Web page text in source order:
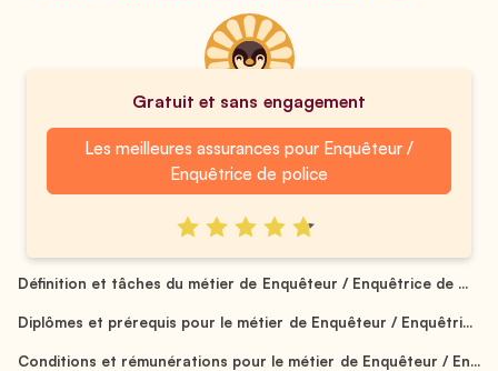
Gratuit et sans engagement
Les meilleures assurances pour Enquêteur /
Enquêtrice de police
Définition et tâches du métier de Enquêteur / Enquêtrice de ...
Diplômes et prérequis pour le métier de Enquêteur / Enquêtri...
Conditions et rémunérations pour le métier de Enquêteur / En...